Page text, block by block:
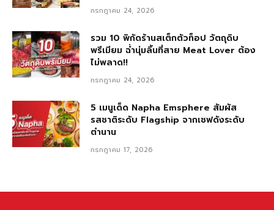
กรกฎาคม 24, 2026
รวม 10 พิกัดร้านสเต็กตัวท็อป วัตถุดิบ
พรีเมียม ฉ่ำนุ่มลิ้นที่สาย Meat Lover ต้อง
ไม่พลาด!!
กรกฎาคม 24, 2026
5 เมนูเด็ด Napha Emsphere สัมผัส
รสชาติระดับ Flagship จากเชฟดังระดับ
ตำนาน
กรกฎาคม 17, 2026